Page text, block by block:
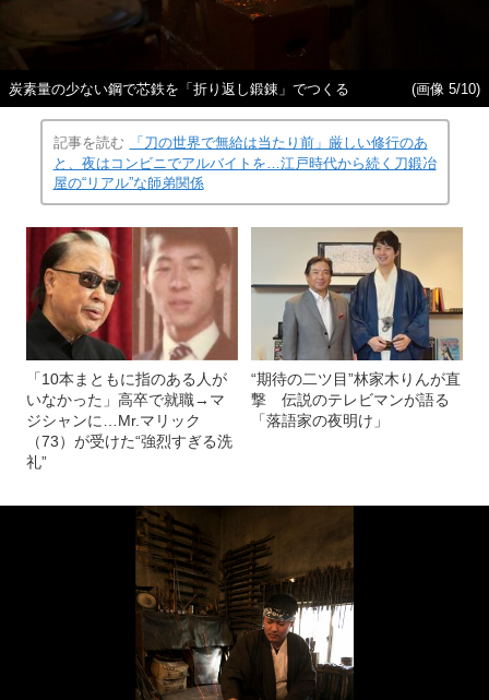
炭素量の少ない鋼で芯鉄を「折り返し鍛錬」でつくる (画像 5/10)
記事を読む
「刀の世界で無給は当たり前」厳しい修行のあ
と、夜はコンビニでアルバイトを…江戸時代から続く刀鍛冶
屋の“リアル”な師弟関係
「10本まともに指のある人が
いなかった」高卒で就職→マ
ジシャンに…Mr.マリック
（73）が受けた“強烈すぎる洗
礼”
“期待の二ツ目”林家木りんが直
撃 伝説のテレビマンが語る
「落語家の夜明け」